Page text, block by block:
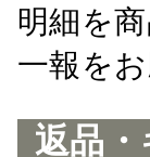
明細を
一報を
返品